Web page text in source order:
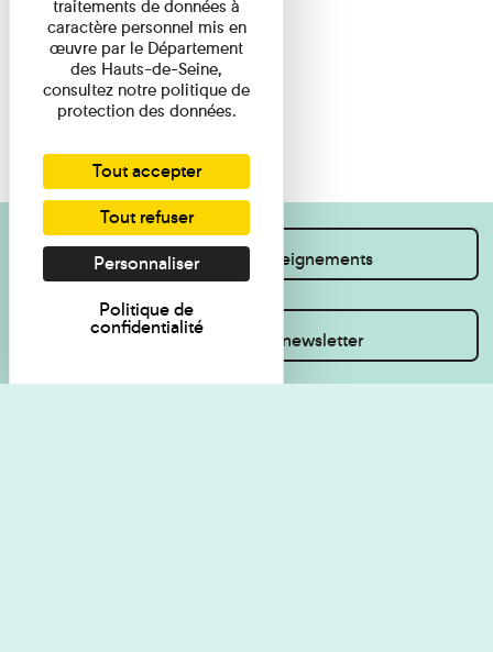
Je souhaite des renseignements
Inscrivez-vous à la newsletter
traitements de données à
caractère personnel mis en
œuvre par le Département
des Hauts-de-Seine,
consultez notre politique de
protection des données.
Tout accepter
Tout refuser
Personnaliser
Politique de
confidentialité